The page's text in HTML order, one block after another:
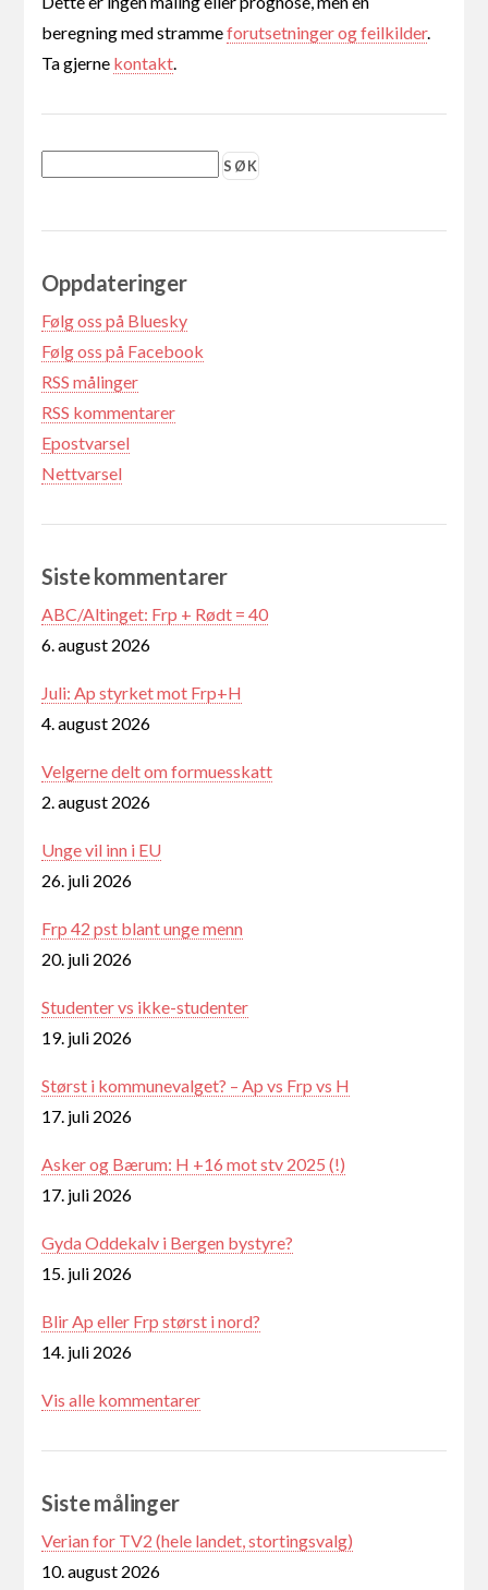
beregning med strammeforutsetninger og feilkilder.
Ta gjerne kontakt.
Oppdateringer
Følg oss på Bluesky
Følg oss på Facebook
RSS målinger
RSS kommentarer
Epostvarsel
Nettvarsel
Siste kommentarer
ABC/Altinget: Frp + Rødt = 40
6. august 2026
Juli: Ap styrket mot Frp+H
4. august 2026
Velgerne delt om formuesskatt
2. august 2026
Unge vil inn i EU
26. juli 2026
Frp 42 pst blant unge menn
20. juli 2026
Studenter vs ikke-studenter
19. juli 2026
Størst i kommunevalget? – Ap vs Frp vs H
17. juli 2026
Asker og Bærum: H +16 mot stv 2025 (!)
17. juli 2026
Gyda Oddekalv i Bergen bystyre?
15. juli 2026
Blir Ap eller Frp størst i nord?
14. juli 2026
Vis alle kommentarer
Siste målinger
Verian for TV2 (hele landet, stortingsvalg)
10. august 2026